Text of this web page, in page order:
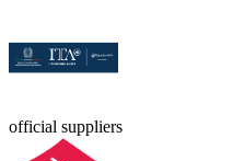
official suppliers